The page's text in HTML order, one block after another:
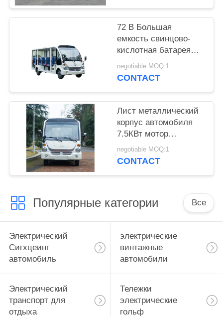
тележка Для
взрослых и детей
72 В Большая
емкость свинцово-
кислотная батарея
14-местный
электрический
negotiable MOQ:1
CONTACT
Лист металлический
корпус автомобиля
7.5КВт мотор
Электрический
экскурсионный
автобус
negotiable MOQ:1
CONTACT
Популярные категории Все
Электрический
Сигхцеинг
автомобиль
электрические
винтажные
автомобили
Электрический
транспорт для
отдыха
Тележки
электрические
гольф